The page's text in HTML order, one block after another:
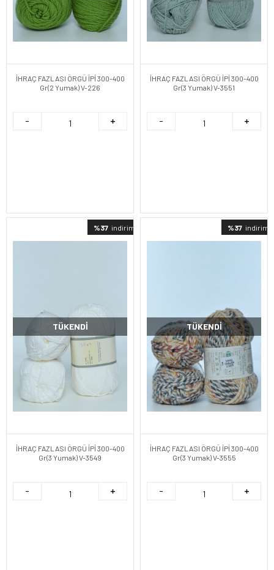
İHRAÇ FAZLASI ÖRGÜ İPİ 300-400
Gr(2 Yumak) V-226
İHRAÇ FAZLASI ÖRGÜ İPİ 300-400
Gr(3 Yumak) V-3551
%37 indirimli
TÜKENDI
İHRAÇ FAZLASI ÖRGÜ İPİ 300-400
Gr(3 Yumak) V-3549
%37 indirimli
TÜKENDI
İHRAÇ FAZLASI ÖRGÜ İPİ 300-400
Gr(3 Yumak) V-3555